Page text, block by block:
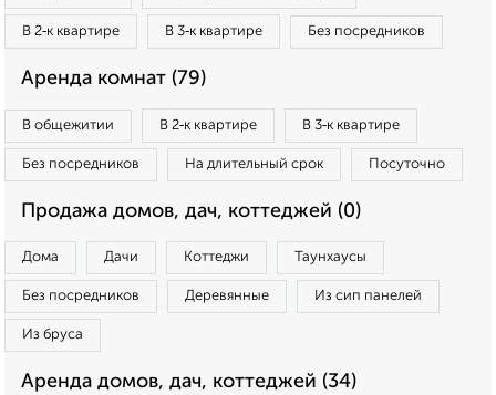
В 2‑к квартире В 3‑к квартире Без посредников
Аренда комнат (79)
В общежитии В 2‑к квартире В 3‑к квартире
Без посредников На длительный срок Посуточно
Продажа домов, дач, коттеджей (0)
Дома Дачи Коттеджи Таунхаусы
Без посредников Деревянные Из сип панелей
Из бруса
Аренда домов, дач, коттеджей (34)